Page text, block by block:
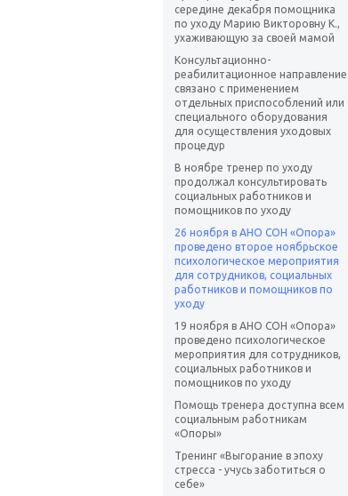
середине декабря помощника
по уходу Марию Викторовну К.,
ухаживающую за своей мамой
Консультационно-
реабилитационное направление
связано с применением
отдельных приспособлений или
специального оборудования
для осуществления уходовых
процедур
В ноябре тренер по уходу
продолжал консультировать
социальных работников и
помощников по уходу
26 ноября в АНО СОН «Опора»
проведено второе ноябрьское
психологическое мероприятия
для сотрудников, социальных
работников и помощников по
уходу
19 ноября в АНО СОН «Опора»
проведено психологическое
мероприятия для сотрудников,
социальных работников и
помощников по уходу
Помощь тренера доступна всем
социальным работникам
«Опоры»
Тренинг «Выгорание в эпоху
стресса - учусь заботиться о
себе»